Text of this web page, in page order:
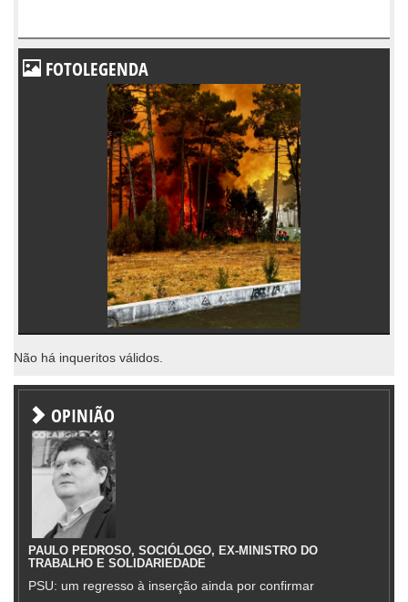
FOTOLEGENDA
Não há inqueritos válidos.
OPINIÃO
PAULO PEDROSO, SOCIÓLOGO, EX-MINISTRO DO
TRABALHO E SOLIDARIEDADE
PSU: um regresso à inserção ainda por confirmar